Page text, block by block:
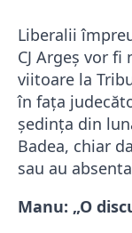
Liberalii
CJ Argeș vor
viitoare la
în fața
ședința din
Badea, chiar
sau au
Manu: „O